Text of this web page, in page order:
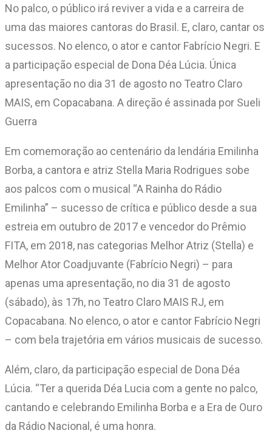
No palco, o público irá reviver a vida e a carreira de
uma das maiores cantoras do Brasil. E, claro, cantar os
sucessos. No elenco, o ator e cantor Fabrício Negri. E
a participação especial de Dona Déa Lúcia. Única
apresentação no dia 31 de agosto no Teatro Claro
MAIS, em Copacabana. A direção é assinada por Sueli
Guerra
Em comemoração ao centenário da lendária Emilinha
Borba, a cantora e atriz Stella Maria Rodrigues sobe
aos palcos com o musical “A Rainha do Rádio
Emilinha” – sucesso de crítica e público desde a sua
estreia em outubro de 2017 e vencedor do Prêmio
FITA, em 2018, nas categorias Melhor Atriz (Stella) e
Melhor Ator Coadjuvante (Fabrício Negri) – para
apenas uma apresentação, no dia 31 de agosto
(sábado), às 17h, no Teatro Claro MAIS RJ, em
Copacabana. No elenco, o ator e cantor Fabrício Negri
– com bela trajetória em vários musicais de sucesso.
Além, claro, da participação especial de Dona Déa
Lúcia. “Ter a querida Déa Lucia com a gente no palco,
cantando e celebrando Emilinha Borba e a Era de Ouro
da Rádio Nacional, é uma honra.